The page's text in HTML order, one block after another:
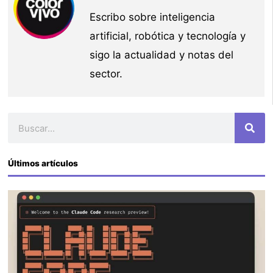
Escribo sobre inteligencia
artificial, robótica y tecnología y
sigo la actualidad y notas del
sector.
Últimos artículos